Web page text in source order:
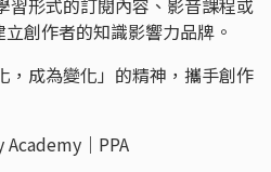
習形式的訂閱內容、影音課程或
創作者的知識影響力品牌。
，成為變化」的精神，攜手創作
｜PPA